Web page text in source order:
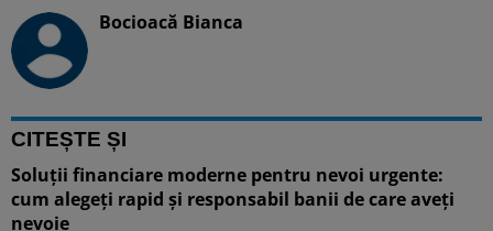
Bocioacă Bianca
CITEȘTE ȘI
Soluții financiare moderne pentru nevoi urgente:
cum alegeți rapid și responsabil banii de care aveți
nevoie